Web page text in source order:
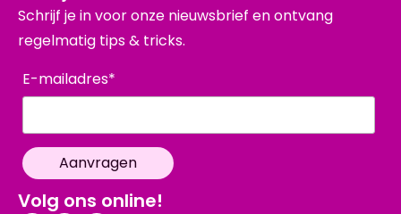
Opleiding:
Open Sollicitatie
Schrijf je in voor onze nieuwsbrief en ontvang
regelmatig tips & tricks.
E-mailadres*
Volg ons online!